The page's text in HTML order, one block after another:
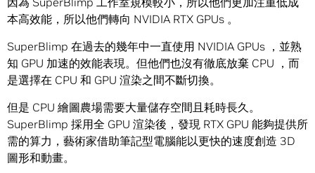
本高效能，所以他們轉向 NVIDIA RTX GPUs 。
SuperBlimp 在過去的幾年中一直使用 NVIDIA GPUs ，並熟
知 GPU 加速的效能表現。但他們也沒有徹底放棄 CPU ，而
是選擇在 CPU 和 GPU 渲染之間不斷切換。
但是 CPU 繪圖農場需要大量儲存空間且耗時長久。
SuperBlimp 採用全 GPU 渲染後，發現 RTX GPU 能夠提供所
需的算力，藝術家借助筆記型電腦能以更快的速度創造 3D
圖形和動畫。